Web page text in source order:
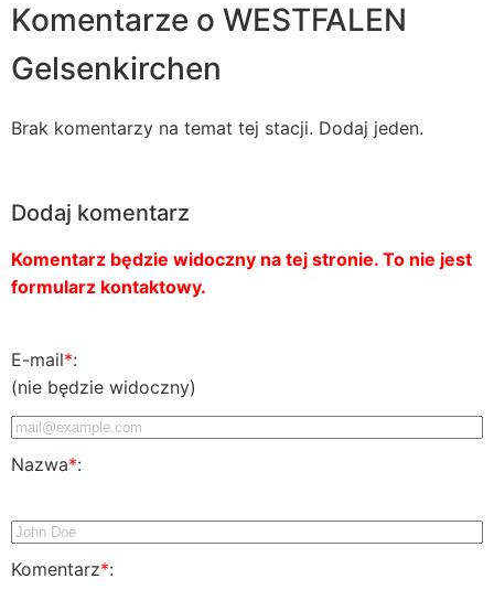
Komentarze o WESTFALEN
Gelsenkirchen
Brak komentarzy na temat tej stacji. Dodaj jeden.
Dodaj komentarz
Komentarz będzie widoczny na tej stronie. To nie jest
formularz kontaktowy.
E-mail*:
(nie będzie widoczny)
Nazwa*:
Komentarz*: